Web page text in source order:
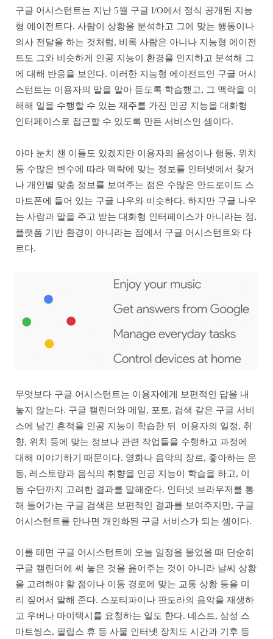
구글 어시스턴트는 지난 5월 구글 I/O에서 정식 공개된 지능
형 에이전트다. 사람이 상황을 분석하고 그에 맞는 행동이나
의사 전달을 하는 것처럼, 비록 사람은 아니나 지능형 에이전
트도 그와 비슷하게 인공 지능이 환경을 인지하고 분석해 그
에 대해 반응을 보인다. 이러한 지능형 에이전트인 구글 어시
스턴트는 이용자의 말을 알아 듣도록 학습했고, 그 맥락을 이
해해 일을 수행할 수 있는 재주를 가진 인공 지능을 대화형
인터페이스로 접근할 수 있도록 만든 서비스인 셈이다.
아마 눈치 챈 이들도 있겠지만 이용자의 음성이나 행동, 위치
등 수많은 변수에 따라 맥락에 맞는 정보를 인터넷에서 찾거
나 개인별 맞춤 정보를 보여주는 점은 수많은 안드로이드 스
마트폰에 들어 있는 구글 나우와 비슷하다. 하지만 구글 나우
는 사람과 말을 주고 받는 대화형 인터페이스가 아니라는 점,
플랫폼 기반 환경이 아니라는 점에서 구글 어시스턴트와 다
르다.
무엇보다 구글 어시스턴트는 이용자에게 보편적인 답을 내
놓지 않는다. 구글 캘린더와 메일, 포토, 검색 같은 구글 서비
스에 남긴 흔적을 인공 지능이 학습한 뒤 이용자의 일정, 취
향, 위치 등에 맞는 정보나 관련 작업들을 수행하고 과정에
대해 이야기하기 때문이다. 영화나 음악의 장르, 좋아하는 운
동, 레스토랑과 음식의 취향을 인공 지능이 학습을 하고, 이
동 수단까지 고려한 결과를 말해준다. 인터넷 브라우저를 통
해 들어가는 구글 검색은 보편적인 결과를 보여주지만, 구글
어시스턴트를 만나면 개인화된 구글 서비스가 되는 셈이다.
이를 테면 구글 어시스턴트에 오늘 일정을 물었을 때 단순히
구글 캘린더에 써 놓은 것을 읊어주는 것이 아니라 날씨 상황
을 고려해야 할 점이나 이동 경로에 맞는 교통 상황 등을 미
리 짚어서 말해 준다. 스포티파이나 판도라의 음악을 재생하
고 우버나 마이택시를 요청하는 일도 한다. 네스트, 삼성 스
마트씽스, 필립스 휴 등 사물 인터넷 장치도 시간과 기후 등